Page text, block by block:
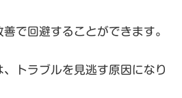
で回避することができます。
トラブルを見逃す原因になり